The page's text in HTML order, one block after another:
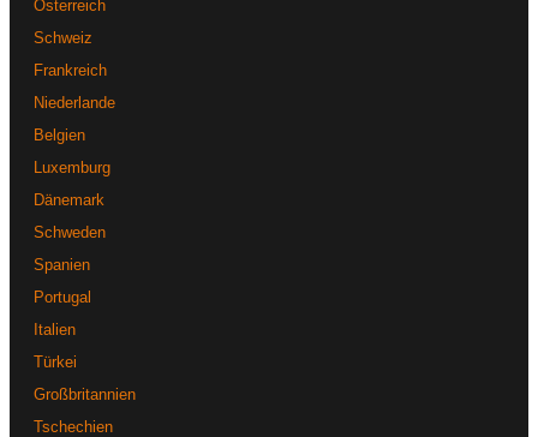
Österreich
Schweiz
Frankreich
Niederlande
Belgien
Luxemburg
Dänemark
Schweden
Spanien
Portugal
Italien
Türkei
Großbritannien
Tschechien